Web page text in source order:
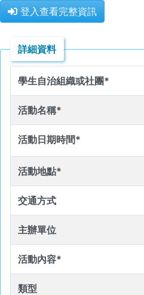
登入查看完整資訊
詳細資料
學生自治組織或社團*
活動名稱*
活動日期時間*
活動地點*
交通方式
主辦單位
活動內容*
類型